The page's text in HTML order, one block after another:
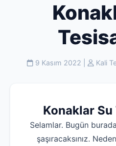
9 Kasım 2022 Kali
Konaklar Su
Selamlar. Bugün
şaşıracaksınız.